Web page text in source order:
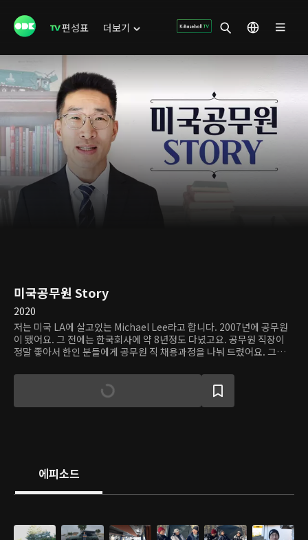
편성표 더보기
미국공무원 Story
2020
저는 미국 LA에 살고있는 Michael Lee라고 합니다. 2007년에 공무원
이 됐어요. 그 전에는 한국회사에 약 8년정도 다녔고요. 공무원 직장이
정말 좋아서 한인 분들에게 공무원 직 채용과정을 나눠 드렸어요. 그리고
아 LA시가 아닌 다른 주나 시의 공무원 직도 마찬가지로 LA시의 채용과
정 준비를 기준으로 준비하면 들어가실수 있다고 생각해요. 꽤 어렵거든
요.. 공무원이 되시고 싶으세요? 반드시 필요한 것 한가지가 있어요. “의
에피소드